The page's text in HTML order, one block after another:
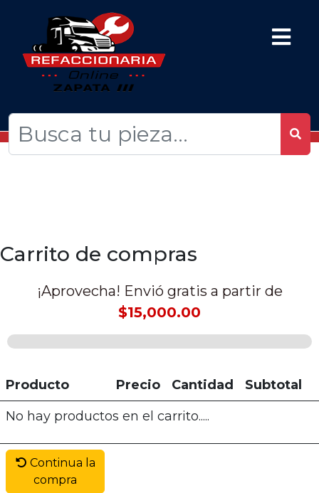
Carrito de compras
¡Aprovecha! Envió gratis a partir de
$15,000.00
Producto Precio Cantidad
Subtotal
No hay productos en el carrito.....
Continua la
compra